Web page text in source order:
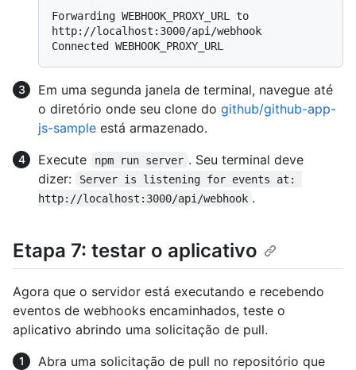
Forwarding WEBHOOK_PROXY_URL to
http://localhost:3000/api/webhook
Em uma segunda janela de terminal, navegue até
o diretório onde seu clone do github/github-app-
js-sample está armazenado.
Execute
npm run server . Seu terminal deve
dizer:
Server is listening for events at:
http://localhost:3000/api/webhook .
Etapa 7: testar o aplicativo
Agora que o servidor está executando e recebendo
eventos de webhooks encaminhados, teste o
aplicativo abrindo uma solicitação de pull.
Abra uma solicitação de pull no repositório que